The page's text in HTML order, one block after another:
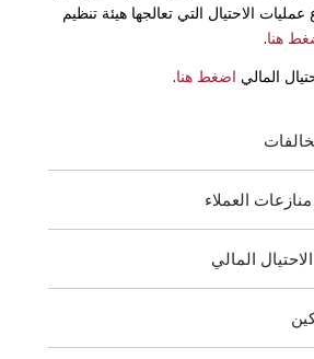
الاحتيال التي تعالجها هيئة تنظيم
هنا.
المالي اضغط هنا.
العملاء
المالي